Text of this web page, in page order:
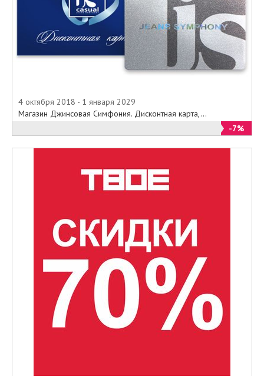
4 октября 2018 - 1 января 2029
Магазин Джинсовая Симфония. Дисконтная карта,...
-7%